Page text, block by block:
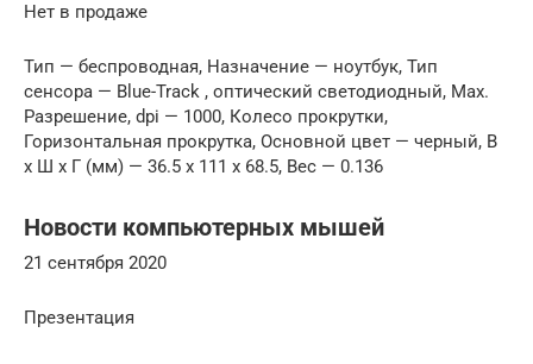
Нет в продаже
Тип — беспроводная, Назначение — ноутбук, Тип
сенсора — Blue-Track , оптический светодиодный, Max.
Разрешение, dpi — 1000, Колесо прокрутки,
Горизонтальная прокрутка, Основной цвет — черный, В
x Ш x Г (мм) — 36.5 x 111 x 68.5, Вес — 0.136
Новости компьютерных мышей
21 сентября 2020
Презентация